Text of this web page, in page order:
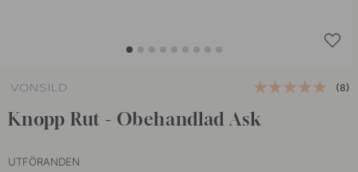
(8)
Knopp Rut - Obehandlad Ask
UTFÖRANDEN